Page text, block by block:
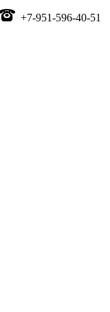
+7-951-596-40-51